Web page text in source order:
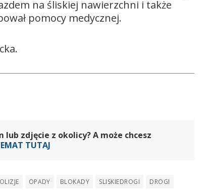
na śliskiej nawierzchni i także
pomocy medycznej.
zdjęcie z okolicy? A może chcesz
TUTAJ
OPADY BLOKADY SLISKIEDROGI DROGI